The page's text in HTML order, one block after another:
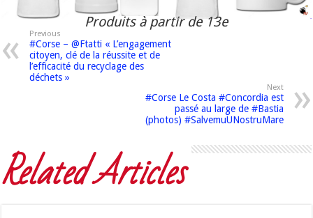
Produits à partir de 13e
Previous
#Corse – @Ftatti « L’engagement
citoyen, clé de la réussite et de
l’efficacité du recyclage des
déchets »
Next
#Corse Le Costa #Concordia est
passé au large de #Bastia
(photos) #SalvemuUNostruMare
Related Articles